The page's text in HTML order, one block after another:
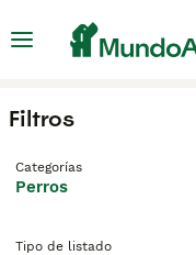
Filtros
Categorías
Perros
Tipo de listado